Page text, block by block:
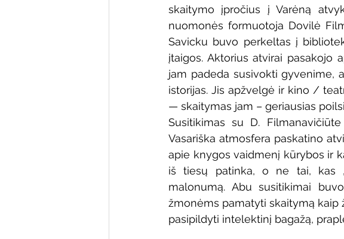
skaitymo įpročius į Varėną
nuomonės formuotoja Dovilė
Savicku buvo perkeltas į
įtaigos. Aktorius atvirai pasakojo
jam padeda susivokti gyvenime,
istorijas. Jis apžvelgė ir kino /
— skaitymas jam – geriausias
Susitikimas su D.
Vasariška atmosfera paskatino
apie knygos vaidmenį kūrybos ir
iš tiesų patinka, o ne tai, kas
malonumą. Abu susitikimai
žmonėms pamatyti skaitymą kaip
pasipildyti intelektinį bagažą,